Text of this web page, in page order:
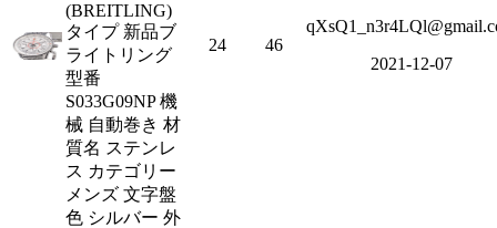
(BREITLING)
タイプ 新品ブ
ライトリング
型番
S033G09NP 機
械 自動巻き 材
質名 ステンレ
ス カテゴリー
メンズ 文字盤
色 シルバー 外
24 46
2021-12-07